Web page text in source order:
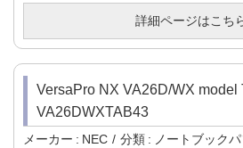
詳細ページはこち
VersaPro NX VA26D/WX model
VA26DWXTAB43
メーカー NEC 分類
ノートブック